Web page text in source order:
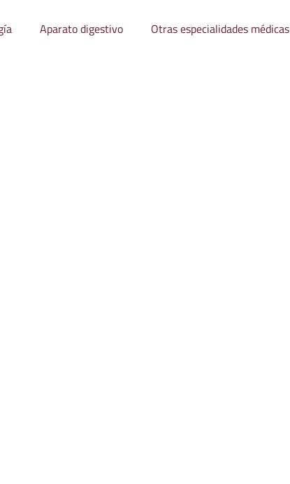
Aparato digestivo Otras especialidades médicas